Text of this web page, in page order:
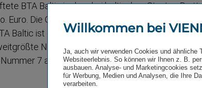
BTA Baltic in den drei baltischen Staaten
Euro. Die Gesell­schaft beschäftigt in diesen drei
Baltic ist die Nummer 2 auf dem Nicht-​Leben-​
Nicht-​Lebens­ver­si­cherer in Litauen. In
7 auf dem Nicht-​
Willkommen bei
Ja, auch wir verwenden Cookies und ähnliche
Websiteerlebnis. So können wir Ihnen z. B.
ausbauen. Analyse- und Marketingcookies
für Werbung, Medien und Analysen, die Ihre
verarbeiten.